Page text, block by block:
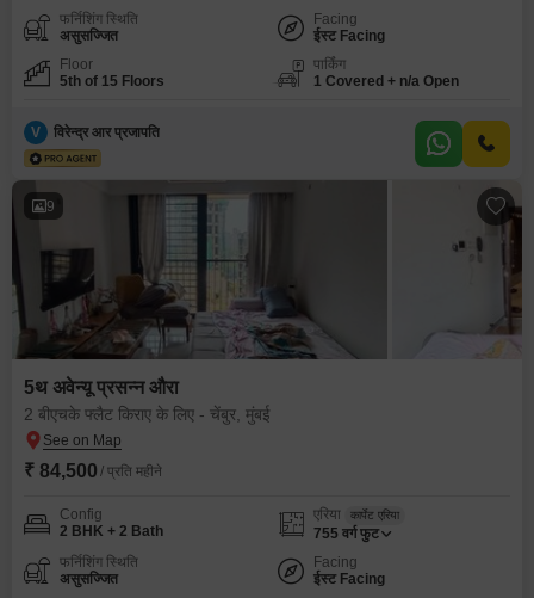
फर्निशिंग स्थिति
असुसज्जित
Facing
ईस्ट Facing
Floor
5th of 15 Floors
पार्किंग
1 Covered + n/a Open
V विरेन्द्र आर प्रजापति
9
5थ अवेन्यू प्रसन्न औरा
2 बीएचके फ्लैट किराए के लिए - चेंबुर, मुंबई
₹ 84,500 / प्रति महीने
Config
2 BHK + 2 Bath
एरिया कार्पेट एरिया
755 वर्ग फुट
फर्निशिंग स्थिति
असुसज्जित
Facing
ईस्ट Facing